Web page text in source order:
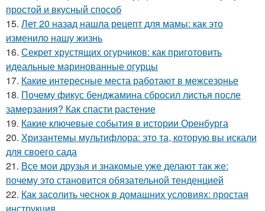
простой и вкусный способ
15. Лет 20 назад нашла рецепт для мамы: как это
изменило нашу жизнь
16. Секрет хрустящих огурчиков: как приготовить
идеальные маринованные огурцы
17. Какие интересные места работают в межсезонье
18. Почему фикус бенджамина сбросил листья после
замерзания? Как спасти растение
19. Какие ключевые события в истории Оренбурга
20. Хризантемы мультифлора: это та, которую вы искали
для своего сада
21. Все мои друзья и знакомые уже делают так же:
почему это становится обязательной тенденцией
22. Как засолить чеснок в домашних условиях: простая
инструкция